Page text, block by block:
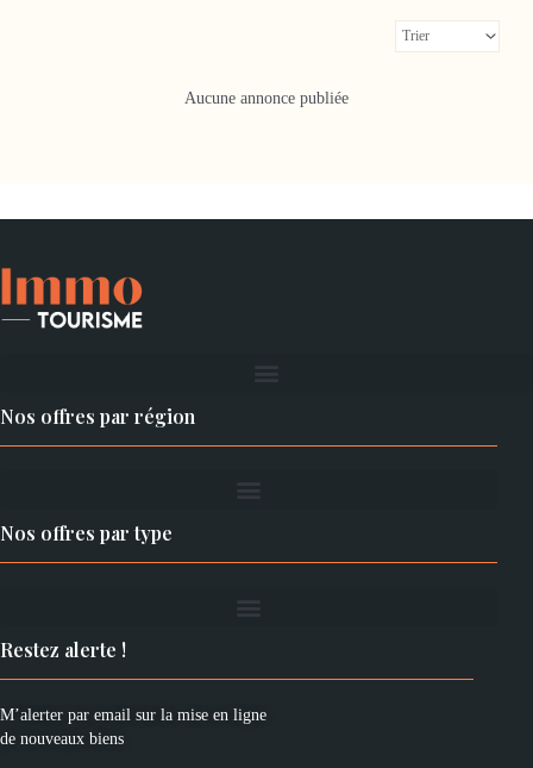
Aucune annonce publiée
Nos offres par région
Nos offres par type
Restez alerte !
M’alerter par email sur la mise en ligne
de nouveaux biens